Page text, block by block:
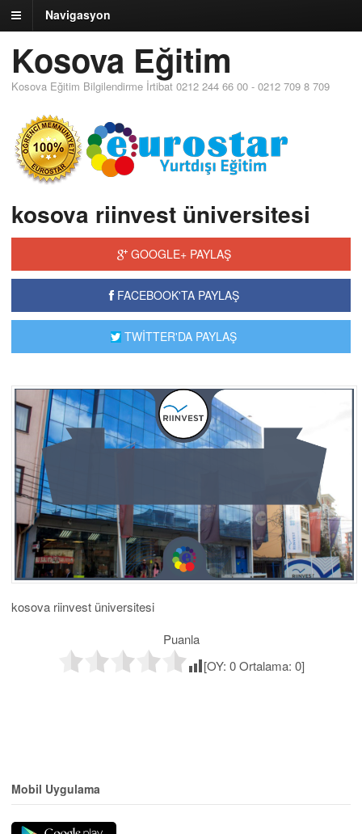
Navigasyon
Kosova Eğitim
Kosova Eğitim Bilgilendirme İrtibat 0212 244 66 00 - 0212 709 8 709
kosova riinvest üniversitesi
GOOGLE+ PAYLAŞ
FACEBOOK'TA PAYLAŞ
TWİTTER'DA PAYLAŞ
kosova riinvest üniversitesi
Puanla
[OY: 0Ortalama: 0]
Mobil Uygulama